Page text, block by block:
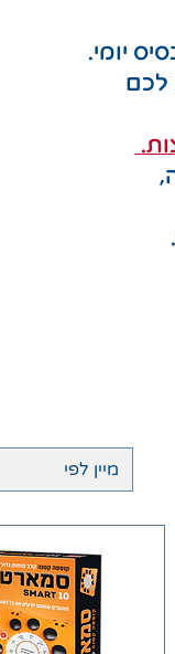
יומי.
לכם
מיין לפי